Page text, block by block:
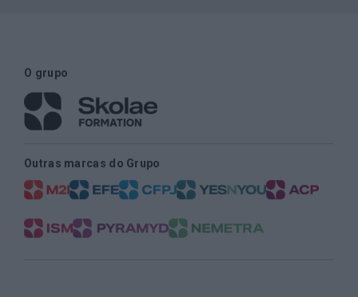
O grupo
Outras marcas do Grupo